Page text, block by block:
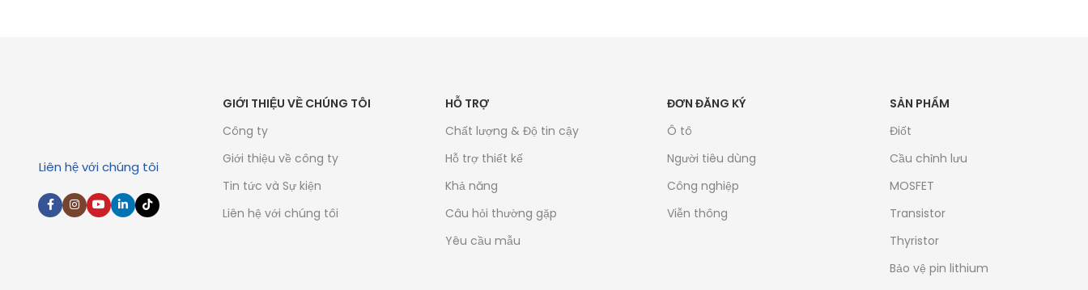
Liên hệ với chúng tôi
GIỚI THIỆU VỀ CHÚNG TÔI
Công ty
Giới thiệu về công ty
Tin tức và Sự kiện
Liên hệ với chúng tôi
HỖ TRỢ
Chất lượng & Độ tin cậy
Hỗ trợ thiết kế
Khả năng
Câu hỏi thường gặp
Yêu cầu mẫu
ĐƠN ĐĂNG KÝ
Ô tô
Người tiêu dùng
Công nghiệp
Viễn thông
SẢN PHẨM
Điốt
Cầu chỉnh lưu
MOSFET
Transistor
Thyristor
Bảo vệ pin lithium